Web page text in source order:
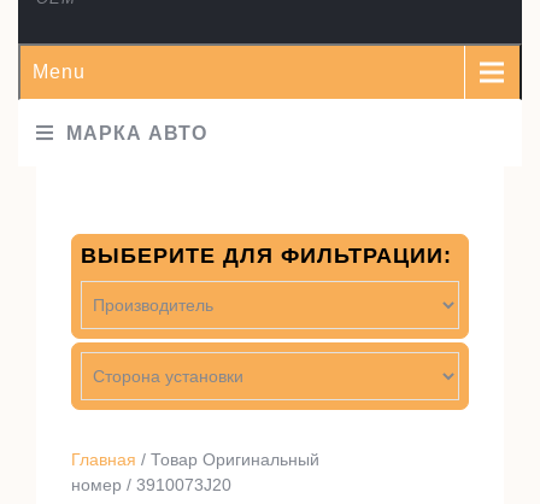
Menu
МАРКА АВТО
Главная / Товар Оригинальный
номер / 3910073J20
ВЫБЕРИТЕ ДЛЯ ФИЛЬТРАЦИИ: